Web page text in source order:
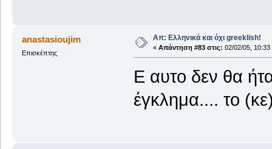
anastasioujim
Επισκέπτης
Απ: Ελληνικά και όχι greeklish!
« Απάντηση #83 στις: 02/02/05, 10:33
Ε αυτο δεν θα
έγκλημα.... το